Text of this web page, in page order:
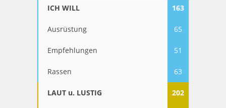
ICH WILL 163
Ausrüstung 65
Empfehlungen 51
Rassen 63
LAUT u. LUSTIG 202